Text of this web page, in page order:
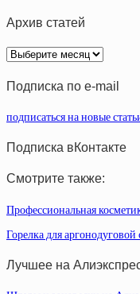
Архив статей
Архив
статей
Подписка по e-mail
подписаться на новые
Подписка вКонтакте
Смотрите также:
Профессиональная
Горелка для
Лучшее на